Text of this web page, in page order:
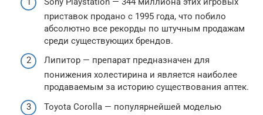
приставок продано с 1995 года, что побило
абсолютно все рекорды по штучным продажам
среди существующих брендов.
Липитор — препарат предназначен для
понижения холестирина и является наиболее
продаваемым за историю существования аптек.
Toyota Corolla — популярнейшей моделью